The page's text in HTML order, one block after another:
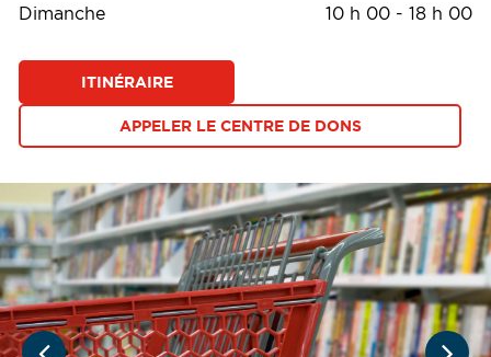
Dimanche
10 h 00 - 18 h 00
ITINÉRAIRE
APPELER LE CENTRE DE DONS